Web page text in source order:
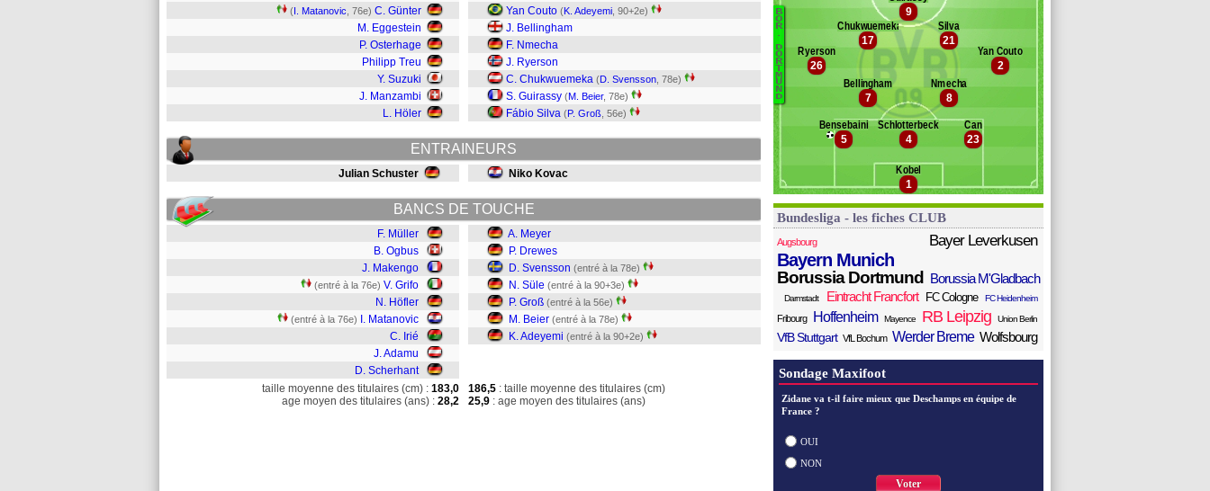
(I. Matanovic , 76e) C. Günter
M. Eggestein
P. Osterhage
Philipp Treu
Y. Suzuki
J. Manzambi
L. Höler
Yan Couto (K. Adeyemi , 90+2e)
J. Bellingham
F. Nmecha
J. Ryerson
C. Chukwuemeka (D. Svensson , 78e)
S. Guirassy (M. Beier, 78e)
Fábio Silva (P. Groß , 56e)
ENTRAINEURS
Julian Schuster Niko Kovac
BANCS DE TOUCHE
F. Müller
B. Ogbus
J. Makengo
(entré à la 76e) V. Grifo
N. Höfler
(entré à la 76e)
I. Matanovic
C. Irié
J. Adamu
D. Scherhant
A. Meyer
P. Drewes
D. Svensson (entré à la 78e)
N. Süle (entré à la 90+3e)
P. Groß (entré à la 56e)
M. Beier (entré à la 78e)
K. Adeyemi (entré à la 90+2e)
taille moyenne des titulaires (cm) : 183,0
age moyen des titulaires (ans) : 28,2
186,5 : taille moyenne des titulaires (cm)
25,9 : age moyen des titulaires (ans)
Grifo
Makengo
Müller
Banc des remplaçants Bor. Dortmund
Beier
Groß
Svensson
Drewes
B
O
R
.
D
O
R
T
M
U
N
D
1
Kobel
23
Can
4
Schlotterbeck
5
Bensebaini
8
Nmecha
7
Bellingham
2
Yan Couto
26
Ryerson
21
Silva
17
Chukwuemeka
9
Bundesliga - les fiches CLUB
Augsbourg Bayer Leverkusen
Bayern Munich
Borussia Dortmund Borussia M'Gladbach
Darmstadt Eintracht Francfort FC Cologne FC Heidenheim
Fribourg Hoffenheim Mayence RB Leipzig Union Berlin
VfB Stuttgart VfL Bochum Werder Breme Wolfsbourg
Sondage Maxifoot
Zidane va t-il faire mieux que Deschamps en équipe de
France ?
OUI
NON
Voter